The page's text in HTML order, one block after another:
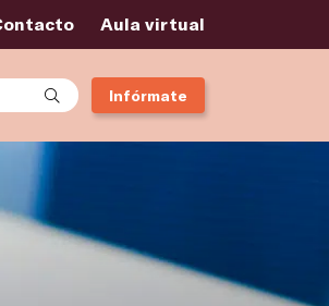
Aula virtual
Infórmate